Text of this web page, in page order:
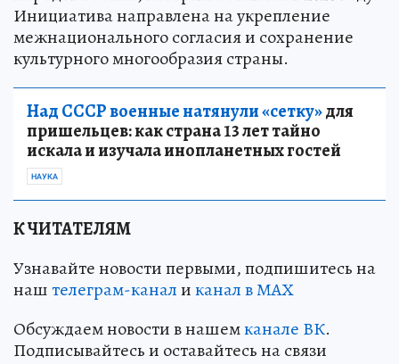
Инициатива направлена на укрепление
межнационального согласия и сохранение
культурного многообразия страны.
Над СССР военные натянули «сетку»для
пришельцев: как страна 13 лет тайно
искала и изучала инопланетных гостей
НАУКА
К ЧИТАТЕЛЯМ
Узнавайте новости первыми, подпишитесь на
наштелеграм-каналиканал в МАХ
Обсуждаем новости в нашемканале ВК.
Подписывайтесь и оставайтесь на связи